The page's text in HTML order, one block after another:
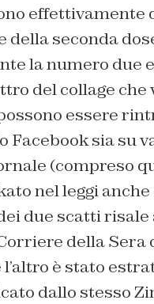
effettivamente
della seconda
la numero due
del collage che
essere
Facebook sia su
(compreso
nel leggi
due scatti risale
della Sera
l’altro è stato
dallo stesso